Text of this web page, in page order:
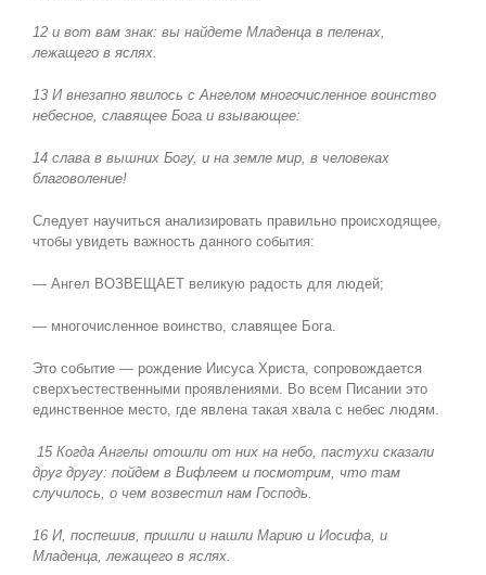
12 и вот вам знак: вы найдете Младенца в пеленах,
лежащего в яслях.
13 И внезапно явилось с Ангелом многочисленное воинство
небесное, славящее Бога и взывающее:
14 слава в вышних Богу, и на земле мир, в человеках
благоволение!
Следует научиться анализировать правильно происходящее,
чтобы увидеть важность данного события:
— Ангел ВОЗВЕЩАЕТ великую радость для людей;
— многочисленное воинство, славящее Бога.
Это событие — рождение Иисуса Христа, сопровождается
сверхъестественными проявлениями. Во всем Писании это
единственное место, где явлена такая хвала с небес людям.
15 Когда Ангелы отошли от них на небо, пастухи сказали
друг другу: пойдем в Вифлеем и посмотрим, что там
случилось, о чем возвестил нам Господь.
16 И, поспешив, пришли и нашли Марию и Иосифа, и
Младенца, лежащего в яслях.